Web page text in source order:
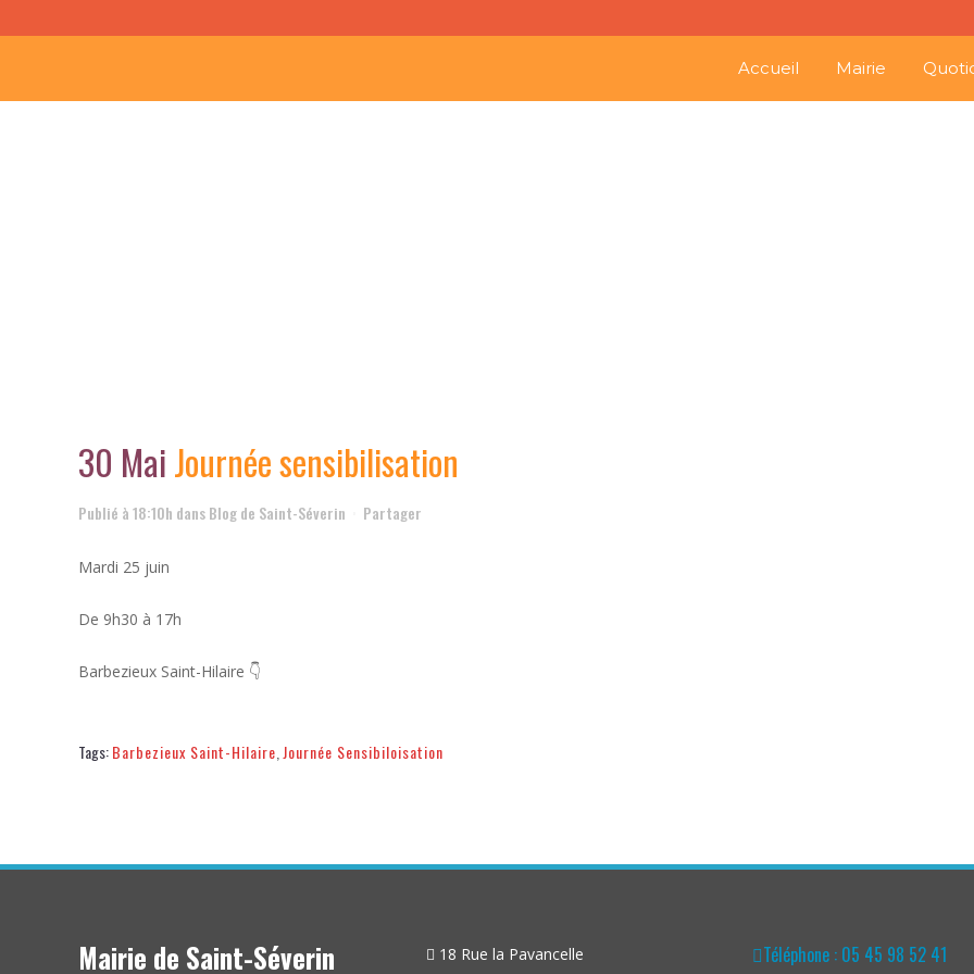
Accueil Mairie
30 MaiJournée sensibilisation
Publié à 18:10h dansBlog de Saint-Séverin Partager
Mardi 25 juin
De 9h30 à 17h
Barbezieux Saint-Hilaire 👇
Tags:Barbezieux Saint-Hilaire Journée Sensibiloisation
Mairie de Saint-Séverin
18 Rue la Pavancelle
Téléphone : 05 45 98 52 41